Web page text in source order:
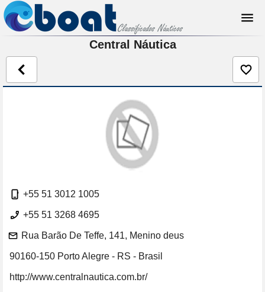
Central Náutica
+55 51 3012 1005
+55 51 3268 4695
Rua Barão De Teffe, 141, Menino deus
90160-150 Porto Alegre - RS - Brasil
http://www.centralnautica.com.br/